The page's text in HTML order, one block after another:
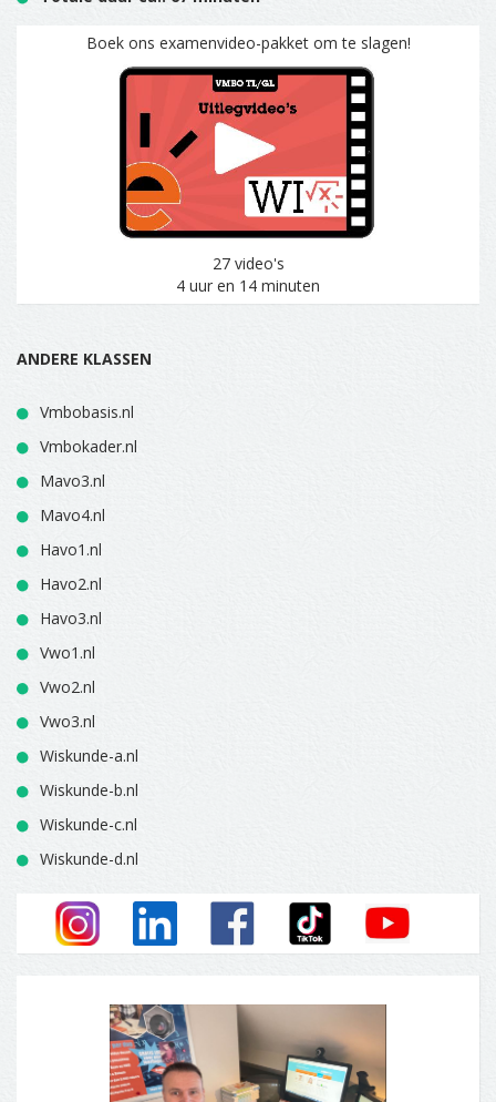
Boek ons examenvideo-pakket om te slagen!
27 video's
4 uur en 14 minuten
ANDERE KLASSEN
Vmbobasis.nl
Vmbokader.nl
Mavo3.nl
Mavo4.nl
Havo1.nl
Havo2.nl
Havo3.nl
Vwo1.nl
Vwo2.nl
Vwo3.nl
Wiskunde-a.nl
Wiskunde-b.nl
Wiskunde-c.nl
Wiskunde-d.nl